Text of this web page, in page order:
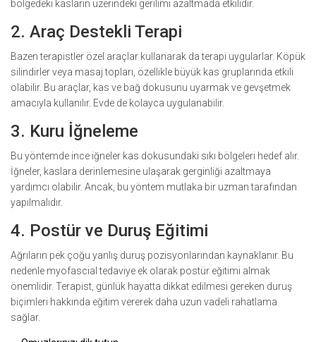
bölgedeki kasların üzerindeki gerilimi azaltmada etkilidir.
2. Araç Destekli Terapi
Bazen terapistler özel araçlar kullanarak da terapi uygularlar. Köpük
silindirler veya masaj topları, özellikle büyük kas gruplarında etkili
olabilir. Bu araçlar, kas ve bağ dokusunu uyarmak ve gevşetmek
amacıyla kullanılır. Evde de kolayca uygulanabilir.
3. Kuru İğneleme
Bu yöntemde ince iğneler kas dokusundaki sıkı bölgeleri hedef alır.
İğneler, kaslara derinlemesine ulaşarak gerginliği azaltmaya
yardımcı olabilir. Ancak, bu yöntem mutlaka bir uzman tarafından
yapılmalıdır.
4. Postür ve Duruş Eğitimi
Ağrıların pek çoğu yanlış duruş pozisyonlarından kaynaklanır. Bu
nedenle myofascial tedaviye ek olarak postür eğitimi almak
önemlidir. Terapist, günlük hayatta dikkat edilmesi gereken duruş
biçimleri hakkında eğitim vererek daha uzun vadeli rahatlama
sağlar.